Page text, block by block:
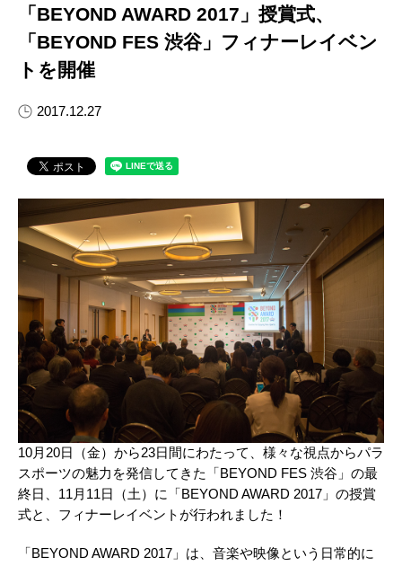
「BEYOND AWARD 2017」授賞式、
「BEYOND FES 渋谷」フィナーレイベン
トを開催
2017.12.27
10月20日（金）から23日間にわたって、様々な視点からパラ
スポーツの魅力を発信してきた「BEYOND FES 渋谷」の最
終日、11月11日（土）に「BEYOND AWARD 2017」の授賞
式と、フィナーレイベントが行われました！
「BEYOND AWARD 2017」は、音楽や映像という日常的に